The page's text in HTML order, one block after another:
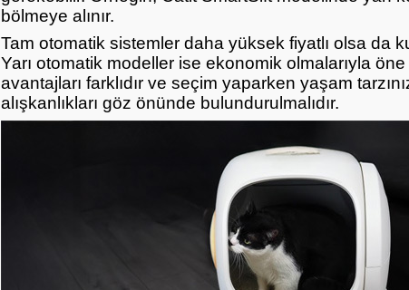
bölmeye alınır.
Tam otomatik sistemler daha yüksek fiyatlı olsa da
Yarı otomatik modeller ise ekonomik olmalarıyla
avantajları farklıdır ve seçim yaparken yaşam
alışkanlıkları göz önünde bulundurulmalıdır.